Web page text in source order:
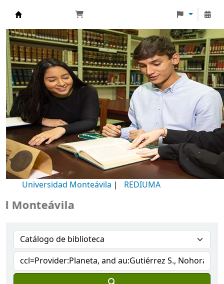
Biblioteca Universidad Monteávila
Universidad Monteávila | REDIUMA